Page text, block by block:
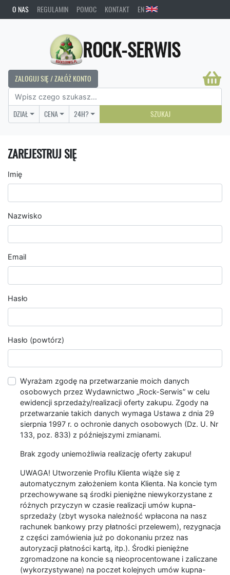
O NAS REGULAMIN POMOC KONTAKT EN
ROCK-SERWIS
ZALOGUJ SIĘ / ZAŁÓŻ KONTO
DZIAŁ CENA 24H? SZUKAJ
ZAREJESTRUJ SIĘ
Imię
Nazwisko
Email
Hasło
Hasło (powtórz)
Wyrażam zgodę na przetwarzanie moich danych
osobowych przez Wydawnictwo „Rock-Serwis” w celu
ewidencji sprzedaży/realizacji oferty zakupu. Zgody na
przetwarzanie takich danych wymaga Ustawa z dnia 29
sierpnia 1997 r. o ochronie danych osobowych (Dz. U. Nr
133, poz. 833) z późniejszymi zmianami.
Brak zgody uniemożliwia realizację oferty zakupu!
UWAGA! Utworzenie Profilu Klienta wiąże się z
automatycznym założeniem konta Klienta. Na koncie tym
przechowywane są środki pieniężne niewykorzystane z
różnych przyczyn w czasie realizacji umów kupna-
sprzedaży (zbyt wysoka należność wpłacona na nasz
rachunek bankowy przy płatności przelewem), rezygnacja
z części zamówienia już po dokonaniu przez nas
autoryzacji płatności kartą, itp.). Środki pieniężne
zgromadzone na koncie są nieoprocentowane i zaliczane
(wykorzystywane) na poczet kolejnych umów kupna-